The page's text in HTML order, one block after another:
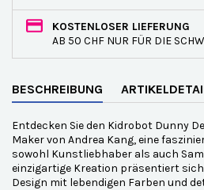
KOSTENLOSER LIEFERUNG
AB 50 CHF NUR FÜR DIE
BESCHREIBUNG
Entdecken Sie den Kidrobot Dunny
Maker von Andrea Kang, eine
sowohl Kunstliebhaber als auch
einzigartige Kreation präsentiert
Design mit lebendigen Farben und